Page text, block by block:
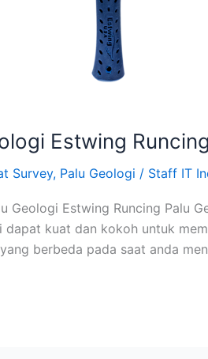
Estwing Runcing
Survey, Palu Geologi / Staff IT
Geologi Estwing Runcing Palu
dapat kuat dan kokoh untuk
berbeda pada saat anda